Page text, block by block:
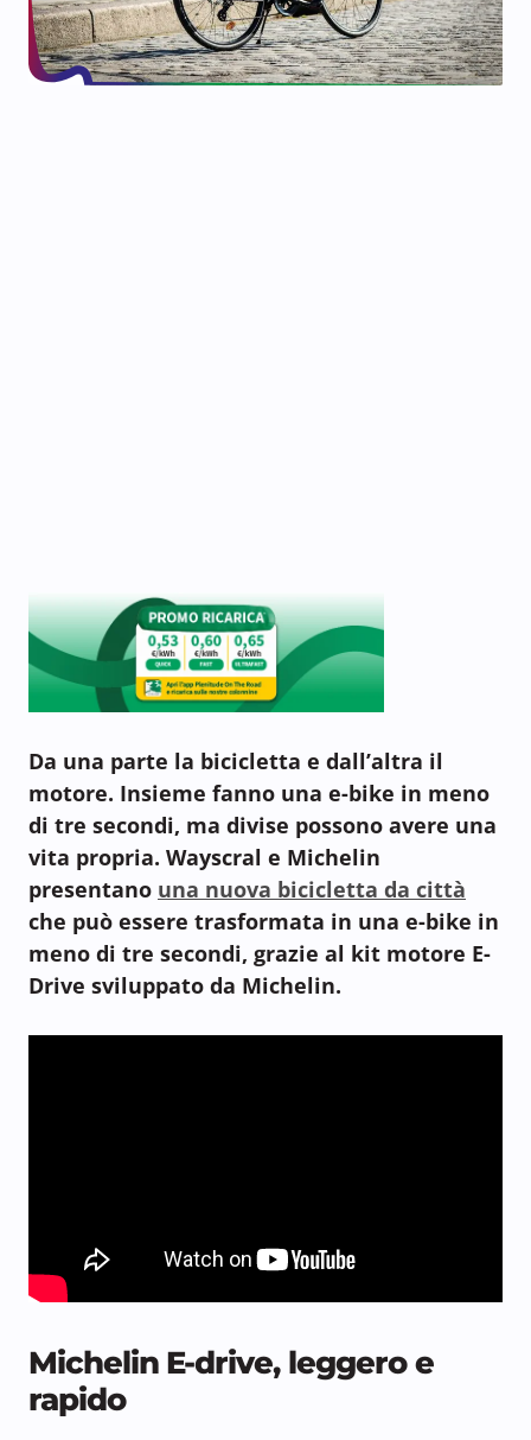
Da una parte la bicicletta e dall’altra il
motore. Insieme fanno una e-bike in meno
di tre secondi, ma divise possono avere una
vita propria. Wayscral e Michelin
presentano una nuova bicicletta da città
che può essere trasformata in una e-bike in
meno di tre secondi, grazie al kit motore E-
Drive sviluppato da Michelin.
Michelin E-drive, leggero e
rapido